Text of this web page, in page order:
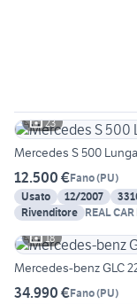
23
Mercedes S 500
12.500 €Fano(PU)
Usato
12/2007
Rivenditore REAL
18
Mercedes-benz GLC
34.990 €Fano(PU)